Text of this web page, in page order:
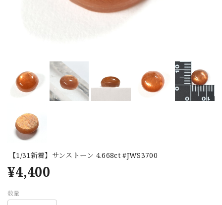
【1/31新着】サンストーン 4.668ct #JWS3700
¥4,400
数量